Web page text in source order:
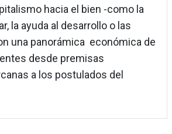
hacia el bien -como la
la ayuda al desarrollo o las
una panorámica económica de
desde premisas
a los postulados del